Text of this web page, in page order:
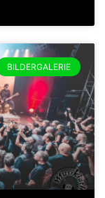
BILDERGALERIE